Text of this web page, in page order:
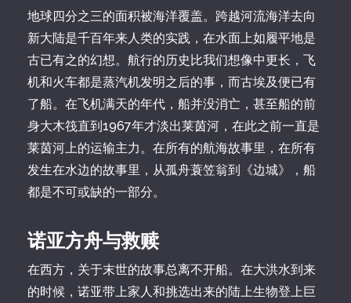
地球四分之三的面积被海洋覆盖。跨越河流海洋去向
新大陆是千百年来人类的实践，在水面上如履平地是
古已有之的幻想。航行的历史比我们想像中更长，飞
机和火车都是蒸汽机发明之后的事，而古埃及便已有
了船。在飞机满天的年代，船并没消亡，甚至船的前
身大木筏直到1967年才淡出莱茵河，在此之前一直是
莱茵河上的运输主力。在所有的航海故事里，在所有
发生在水边的故事里，从孤舟蓑笠翁到《边城》，船
都是不可或缺的一部分。
诺亚方舟与救赎
在西方，关于末世的故事总离不开船。在大洪水到来
的时候，诺亚带上家人和挑选出来的陆上生物登上巨